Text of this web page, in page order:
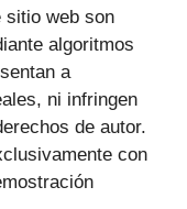
sitio web son
algoritmos
a
ni infringen
de autor.
con